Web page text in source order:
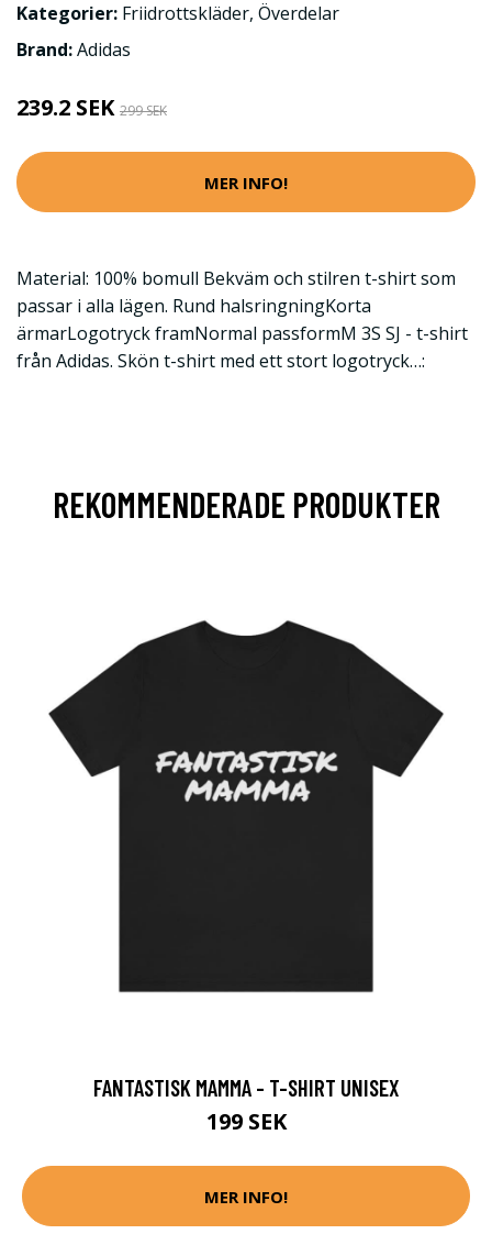
Kategorier: Friidrottskläder, Överdelar
Brand:Adidas
239.2 SEK 299 SEK
MER INFO!
Material: 100% bomull Bekväm och stilren t-shirt som
passar i alla lägen. Rund halsringningKorta
ärmarLogotryck framNormal passformM 3S SJ - t-shirt
från Adidas. Skön t-shirt med ett stort logotryck…:
REKOMMENDERADE PRODUKTER
FANTASTISK MAMMA - T-SHIRT UNISEX
199 SEK
MER INFO!